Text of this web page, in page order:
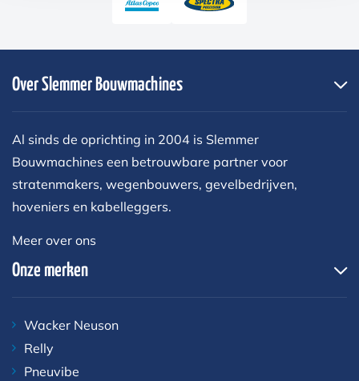
Over Slemmer Bouwmachines
Al sinds de oprichting in 2004 is Slemmer
Bouwmachines een betrouwbare partner voor
stratenmakers, wegenbouwers, gevelbedrijven,
hoveniers en kabelleggers.
Meer over ons
Onze merken
Wacker Neuson
Relly
Pneuvibe